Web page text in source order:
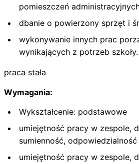
pomieszczeń
dbanie o powierzony sprzęt i
wykonywanie innych prac
wynikających z potrzeb szkoły.
praca stała
Wymagania:
Wykształcenie: podstawowe
umiejętność pracy w zespole,
sumienność, odpowiedzialność
umiejętność pracy w zespole,